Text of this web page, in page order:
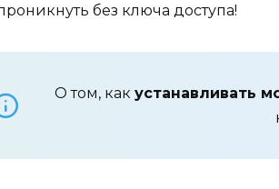
без ключа доступа!
О том, как устанавливать